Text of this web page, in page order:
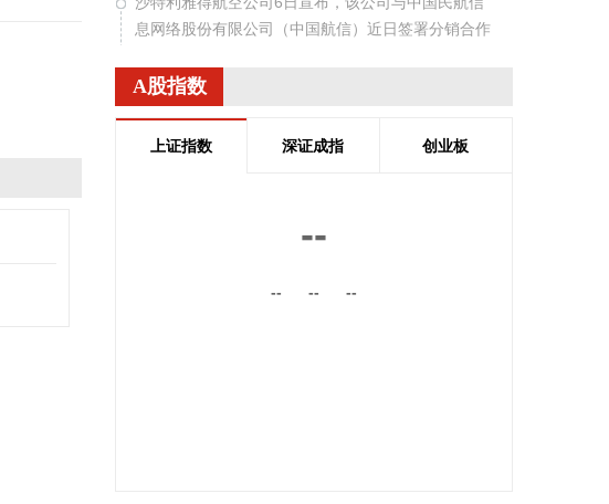
息网络股份有限公司（中国航信）近日签署分销合作
空互联互通。 根据协议，双方将围绕全渠道分销、现
代航空零售、数字化创新及未来旅客体验等领域开展
合作。此协议还支持利雅得航空持续拓展包括中国在
一博科技8月6日接受机构调研时表示，截至目前，公
增速整体上逐月提高，增长较快的领域有ATE产品、
A股指数
上证指数 深证成指 创业板
--
-- -- --